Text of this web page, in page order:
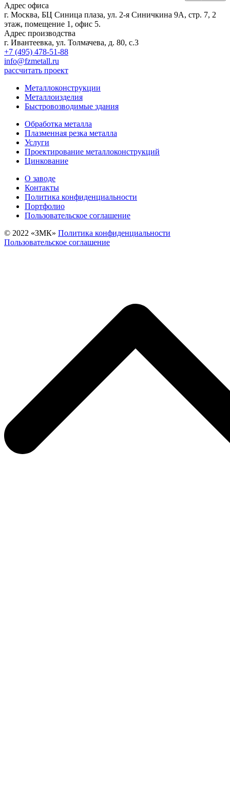
Адрес офиса
г. Москва, БЦ Синица плаза, ул. 2-я Синичкина 9А, стр. 7, 2
этаж, помещение 1, офис 5.
Адрес производства
г. Ивантеевка, ул. Толмачева, д. 80, с.3
+7 (495) 478-51-88
info@fzmetall.ru
рассчитать проект
Металлоконструкции
Металлоизделия
Быстровозводимые здания
Обработка металла
Плазменная резка металла
Услуги
Проектирование металлоконструкций
Цинкование
О заводе
Контакты
Политика конфиденциальности
Портфолио
Пользовательское соглашение
© 2022 «‎ЗМК»‎ Политика конфиденциальности
Пользовательское соглашение